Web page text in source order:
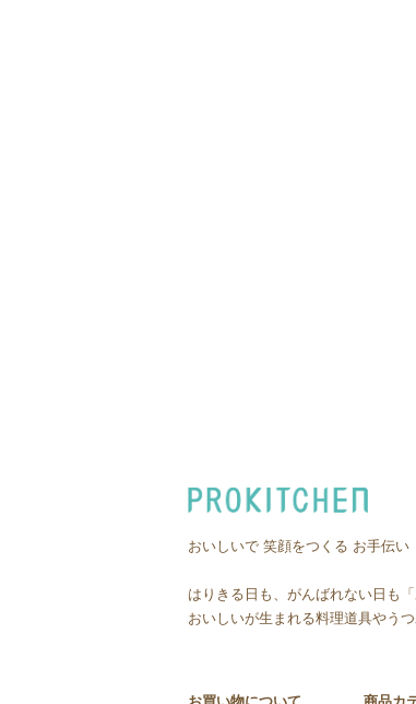
おいしいで 笑顔をつくる お手伝い
はりきる日も、がんばれない日も
おいしいが生まれる料理道具やう